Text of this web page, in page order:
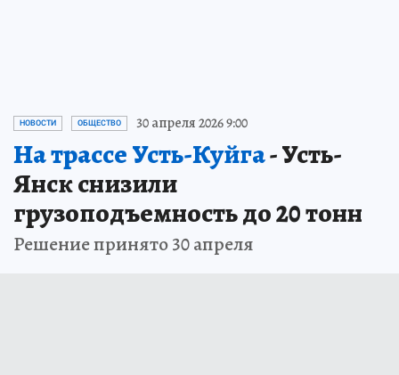
НОВОСТИ ОБЩЕСТВО 30 апреля 2026 9:00
На трассе Усть-Куйга- Усть-
Янск снизили
грузоподъемность до 20 тонн
Решение принято 30 апреля